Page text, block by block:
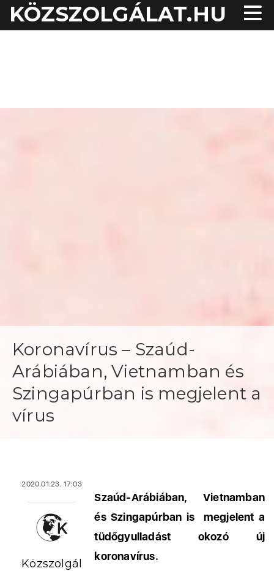
KÖZSZOLGÁLAT.HU
Koronavírus – Szaúd-
Arábiában, Vietnamban és
Szingapúrban is megjelent a
vírus
2020.01.23. 17:03
Közszolgál
Szaúd-Arábiában, Vietnamban
és Szingapúrban is megjelent a
tüdőgyulladást okozó új
koronavírus.